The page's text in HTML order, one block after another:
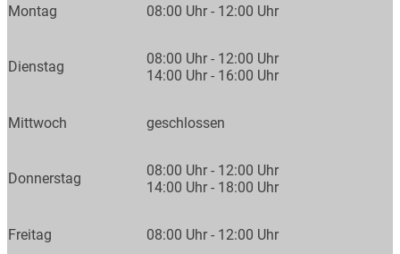
Montag 08:00 Uhr - 12:00 Uhr
Dienstag
08:00 Uhr - 12:00 Uhr
14:00 Uhr - 16:00 Uhr
Mittwoch geschlossen
Donnerstag
08:00 Uhr - 12:00 Uhr
14:00 Uhr - 18:00 Uhr
Freitag 08:00 Uhr - 12:00 Uhr